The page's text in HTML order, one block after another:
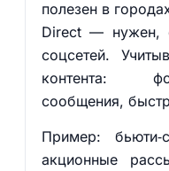
полезен в
Direct — нужен,
соцсетей.
контента:
сообщения,
Пример:
акционные